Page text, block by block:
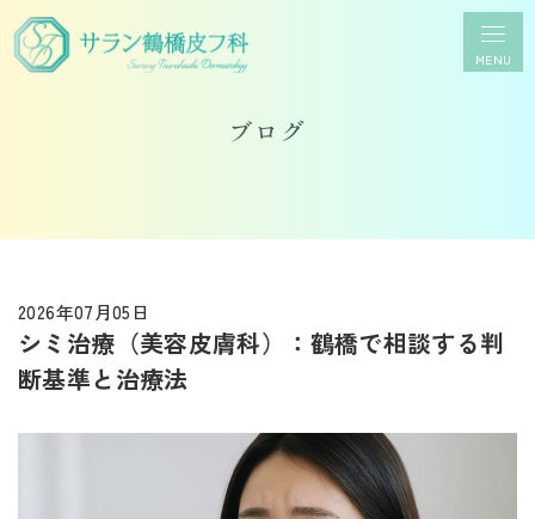
MENU
ブログ
2026年07月05日
シミ治療（美容皮膚科）：鶴橋で相談する判
断基準と治療法